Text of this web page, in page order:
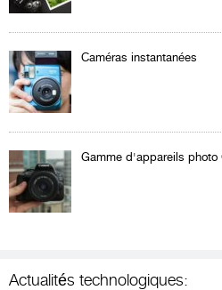
Caméras instantanées
Gamme d'appareils photo
Actualités technologiques: